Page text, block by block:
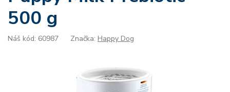
500 g
Náš kód: 60987 Značka: Happy Dog